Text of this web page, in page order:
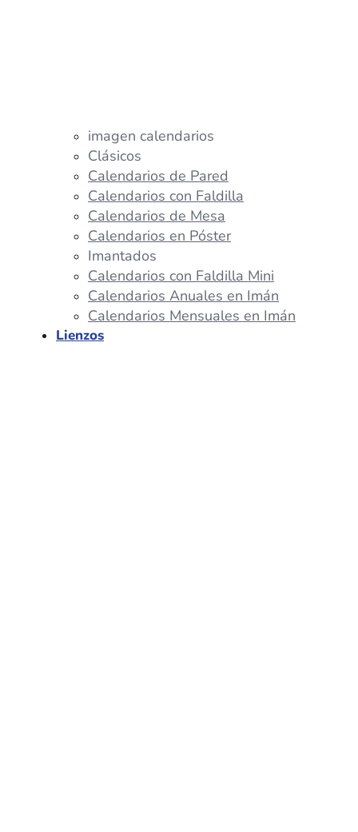
imagen calendarios
Clásicos
Calendarios de Pared
Calendarios con Faldilla
Calendarios de Mesa
Calendarios en Póster
Imantados
Calendarios con Faldilla Mini
Calendarios Anuales en Imán
Calendarios Mensuales en Imán
Lienzos